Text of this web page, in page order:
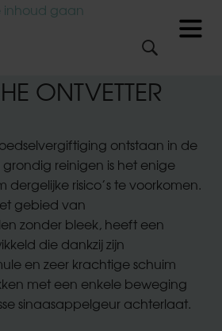
inhoud gaan
ons
wij?
ONTVETTER
ontstaan in de
reinigen is het enige
risico’s te voorkomen.
gebied van
zonder bleek, heeft een
die dankzij zijn
en zeer krachtige schuim
met een enkele beweging
sinaasappelgeur achterlaat.